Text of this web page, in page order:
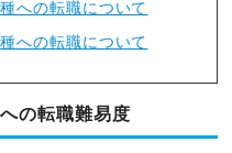
への転職について
への転職について
の転職難易度